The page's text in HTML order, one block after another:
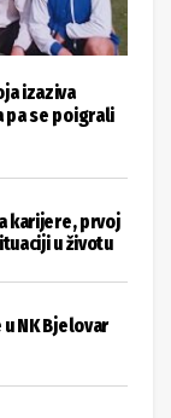
izaziva
pa se poigrali
karijere, prvoj
u životu
NK Bjelovar